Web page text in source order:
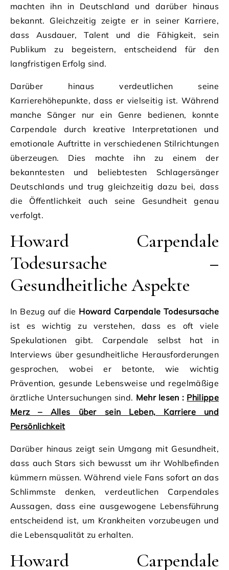
machten ihn in Deutschland und darüber hinaus
bekannt. Gleichzeitig zeigte er in seiner Karriere,
dass Ausdauer, Talent und die Fähigkeit, sein
Publikum zu begeistern, entscheidend für den
langfristigen Erfolg sind.
Darüber hinaus verdeutlichen seine
Karrierehöhepunkte, dass er vielseitig ist. Während
manche Sänger nur ein Genre bedienen, konnte
Carpendale durch kreative Interpretationen und
emotionale Auftritte in verschiedenen Stilrichtungen
überzeugen. Dies machte ihn zu einem der
bekanntesten und beliebtesten Schlagersänger
Deutschlands und trug gleichzeitig dazu bei, dass
die Öffentlichkeit auch seine Gesundheit genau
verfolgt.
Howard Carpendale
Todesursache –
Gesundheitliche Aspekte
In Bezug auf die Howard Carpendale Todesursache
ist es wichtig zu verstehen, dass es oft viele
Spekulationen gibt. Carpendale selbst hat in
Interviews über gesundheitliche Herausforderungen
gesprochen, wobei er betonte, wie wichtig
Prävention, gesunde Lebensweise und regelmäßige
ärztliche Untersuchungen sind. Mehr lesen : Philippe
Merz – Alles über sein Leben, Karriere und
Persönlichkeit
Darüber hinaus zeigt sein Umgang mit Gesundheit,
dass auch Stars sich bewusst um ihr Wohlbefinden
kümmern müssen. Während viele Fans sofort an das
Schlimmste denken, verdeutlichen Carpendales
Aussagen, dass eine ausgewogene Lebensführung
entscheidend ist, um Krankheiten vorzubeugen und
die Lebensqualität zu erhalten.
Howard Carpendale